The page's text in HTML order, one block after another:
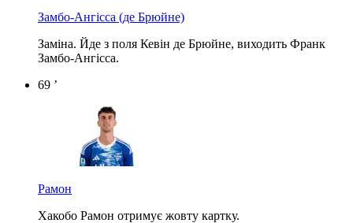
Замбо-Ангісса (де Брюйне)
Заміна. Йде з поля Кевін де Брюйне, виходить Франк
Замбо-Ангісса.
69 ’
Рамон
Хакобо Рамон отримує жовту картку.